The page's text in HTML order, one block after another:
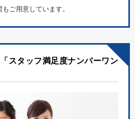
ご用意しています。
スタッフ満足度ナンバーワン